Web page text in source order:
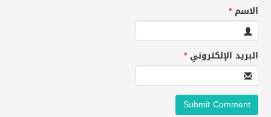
الاسم*
البريد الإلكتروني*